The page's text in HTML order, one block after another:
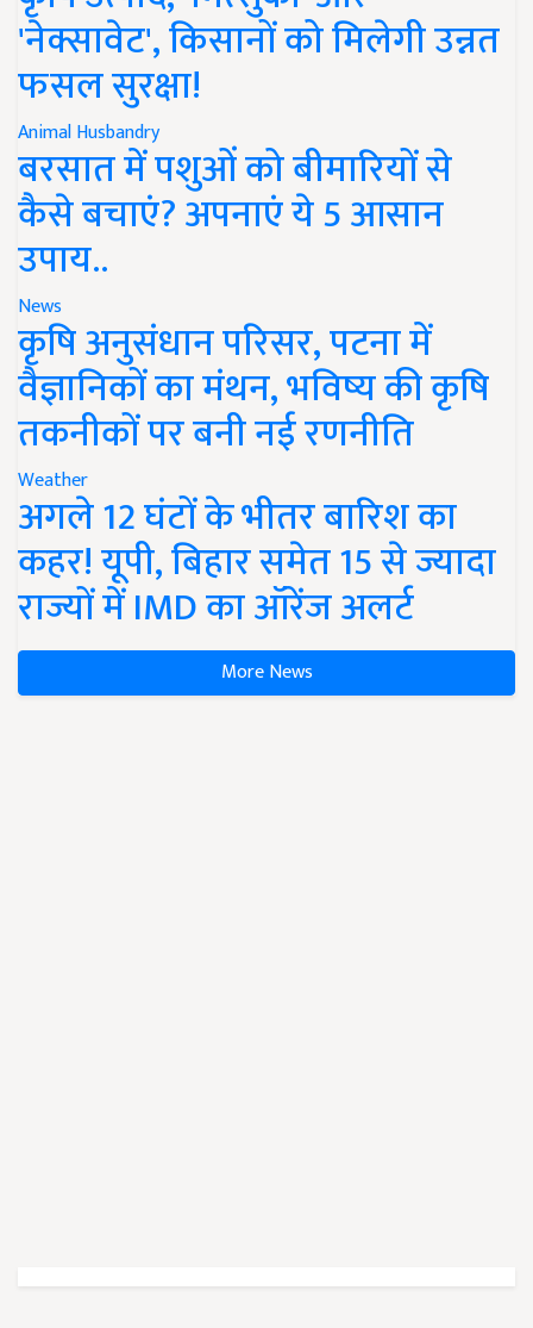
'नेक्सावेट', किसानों को मिलेगी उन्नत
फसल सुरक्षा!
Animal Husbandry
बरसात में पशुओं को बीमारियों से
कैसे बचाएं? अपनाएं ये 5 आसान
उपाय..
News
कृषि अनुसंधान परिसर, पटना में
वैज्ञानिकों का मंथन, भविष्य की कृषि
तकनीकों पर बनी नई रणनीति
Weather
अगले 12 घंटों के भीतर बारिश का
कहर! यूपी, बिहार समेत 15 से ज्यादा
राज्यों में IMD का ऑरेंज अलर्ट
More News